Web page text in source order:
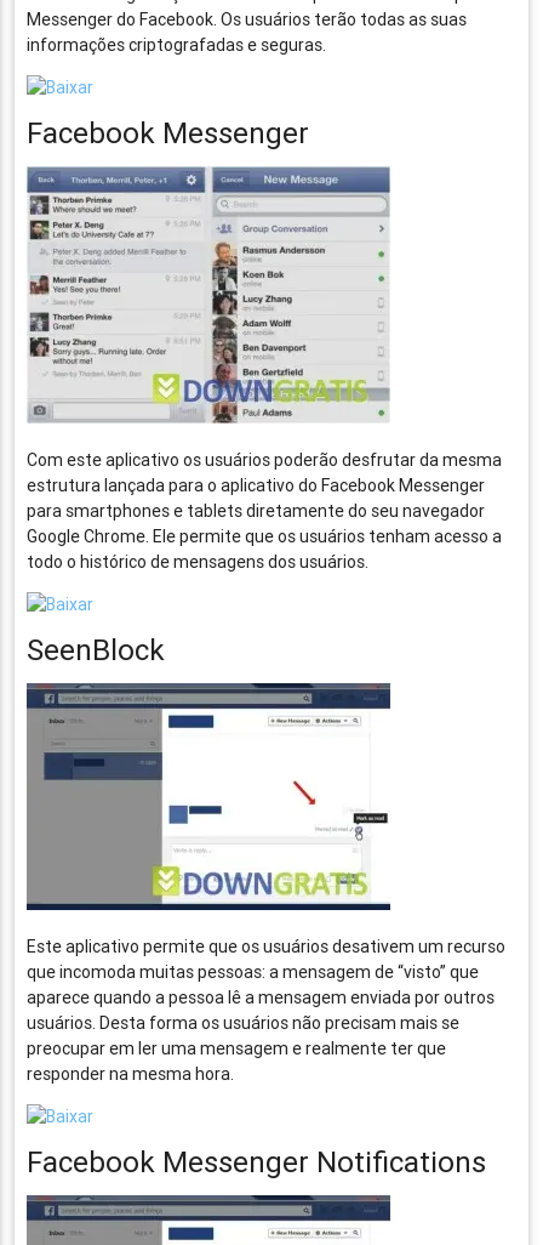
Messenger do Facebook. Os usuários terão todas as suas
informações criptografadas e seguras.
Facebook Messenger
Com este aplicativo os usuários poderão desfrutar da mesma
estrutura lançada para o aplicativo do Facebook Messenger
para smartphones e tablets diretamente do seu navegador
Google Chrome. Ele permite que os usuários tenham acesso a
todo o histórico de mensagens dos usuários.
SeenBlock
Este aplicativo permite que os usuários desativem um recurso
que incomoda muitas pessoas: a mensagem de “visto” que
aparece quando a pessoa lê a mensagem enviada por outros
usuários. Desta forma os usuários não precisam mais se
preocupar em ler uma mensagem e realmente ter que
responder na mesma hora.
Facebook Messenger Notifications